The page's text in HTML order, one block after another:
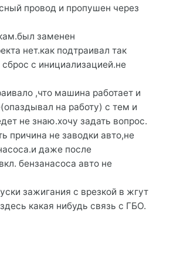
провод и пропушен через
заменен
нет.как подтраивал так
с инициализацией.не
,что машина работает и
на работу) с тем и
не знаю.хочу задать вопрос.
причина не заводки авто,не
даже после
бензанасоса авто не
зажигания с врезкой в жгут
какая нибудь связь с ГБО.